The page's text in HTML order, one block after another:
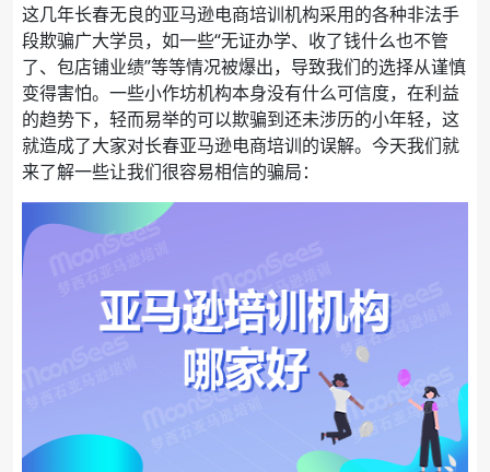
这几年长春无良的亚马逊电商培训机构采用的各种非法手
段欺骗广大学员，如一些“无证办学、收了钱什么也不管
了、包店铺业绩”等等情况被爆出，导致我们的选择从谨慎
变得害怕。一些小作坊机构本身没有什么可信度，在利益
的趋势下，轻而易举的可以欺骗到还未涉历的小年轻，这
就造成了大家对长春亚马逊电商培训的误解。今天我们就
来了解一些让我们很容易相信的骗局：